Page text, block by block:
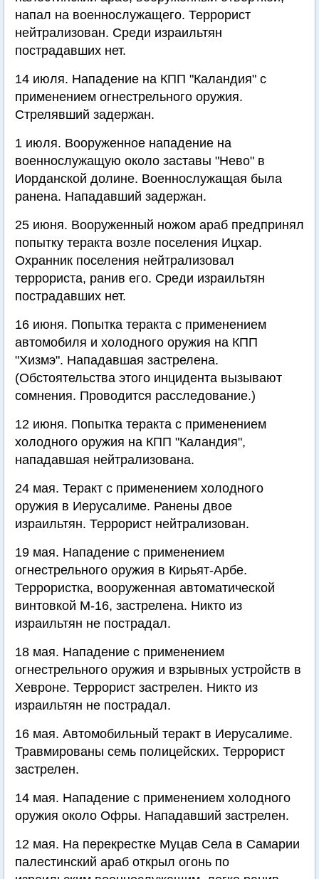
напал на военнослужащего. Террорист
нейтрализован. Среди израильтян
пострадавших нет.
14 июля. Нападение на КПП "Каландия" с
применением огнестрельного оружия.
Стрелявший задержан.
1 июля. Вооруженное нападение на
военнослужащую около заставы "Нево" в
Иорданской долине. Военнослужащая была
ранена. Нападавший задержан.
25 июня. Вооруженный ножом араб предпринял
попытку теракта возле поселения Ицхар.
Охранник поселения нейтрализовал
террориста, ранив его. Среди израильтян
пострадавших нет.
16 июня. Попытка теракта с применением
автомобиля и холодного оружия на КПП
"Хизмэ". Нападавшая застрелена.
(Обстоятельства этого инцидента вызывают
сомнения. Проводится расследование.)
12 июня. Попытка теракта с применением
холодного оружия на КПП "Каландия",
нападавшая нейтрализована.
24 мая. Теракт с применением холодного
оружия в Иерусалиме. Ранены двое
израильтян. Террорист нейтрализован.
19 мая. Нападение с применением
огнестрельного оружия в Кирьят-Арбе.
Террористка, вооруженная автоматической
винтовкой М-16, застрелена. Никто из
израильтян не пострадал.
18 мая. Нападение с применением
огнестрельного оружия и взрывных устройств в
Хевроне. Террорист застрелен. Никто из
израильтян не пострадал.
16 мая. Автомобильный теракт в Иерусалиме.
Травмированы семь полицейских. Террорист
застрелен.
14 мая. Нападение с применением холодного
оружия около Офры. Нападавший застрелен.
12 мая. На перекрестке Муцав Села в Самарии
палестинский араб открыл огонь по